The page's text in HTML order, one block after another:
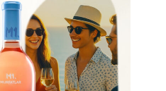
Mitsubishi
oră